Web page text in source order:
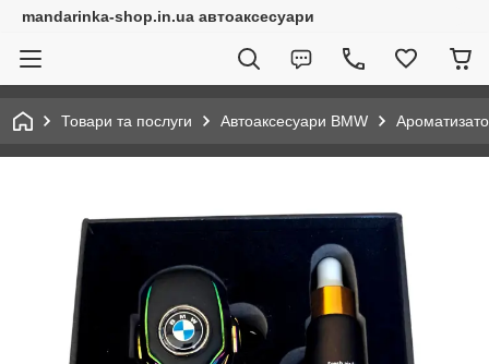
mandarinka-shop.in.ua автоаксесуари
Товари та послуги Автоаксесуари BMW